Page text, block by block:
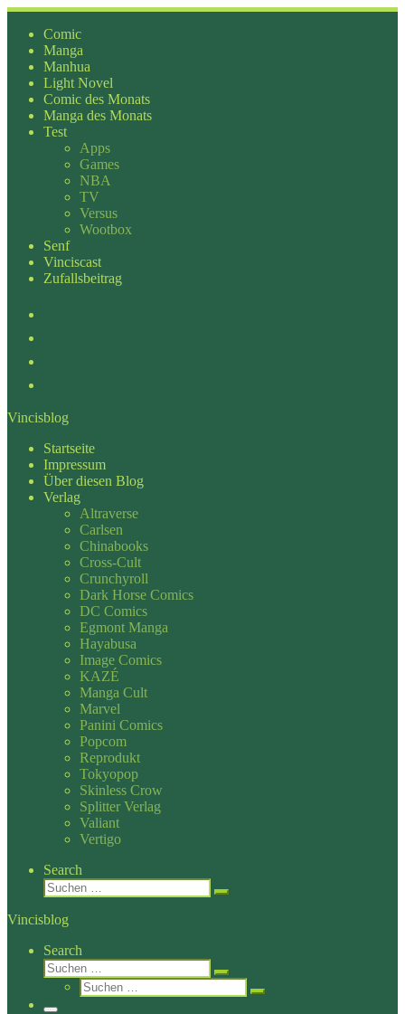
Zum
Inhalt
springen
Comic
Manga
Manhua
Light Novel
Comic des Monats
Manga des Monats
Test
Apps
Games
NBA
TV
Versus
Wootbox
Senf
Vinciscast
Zufallsbeitrag
Vincisblog
Startseite
Impressum
Über diesen Blog
Verlag
Altraverse
Carlsen
Chinabooks
Cross-Cult
Crunchyroll
Dark Horse Comics
DC Comics
Egmont Manga
Hayabusa
Image Comics
KAZÉ
Manga Cult
Marvel
Panini Comics
Popcom
Reprodukt
Tokyopop
Skinless Crow
Splitter Verlag
Valiant
Vertigo
Search
Suche
Suchen …
Vincisblog
Search
Suche
Suchen …
Suche
Suchen …